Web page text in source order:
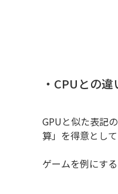
・CPUとの違
GPUと似た表記
算」を得意として
ゲームを例にす